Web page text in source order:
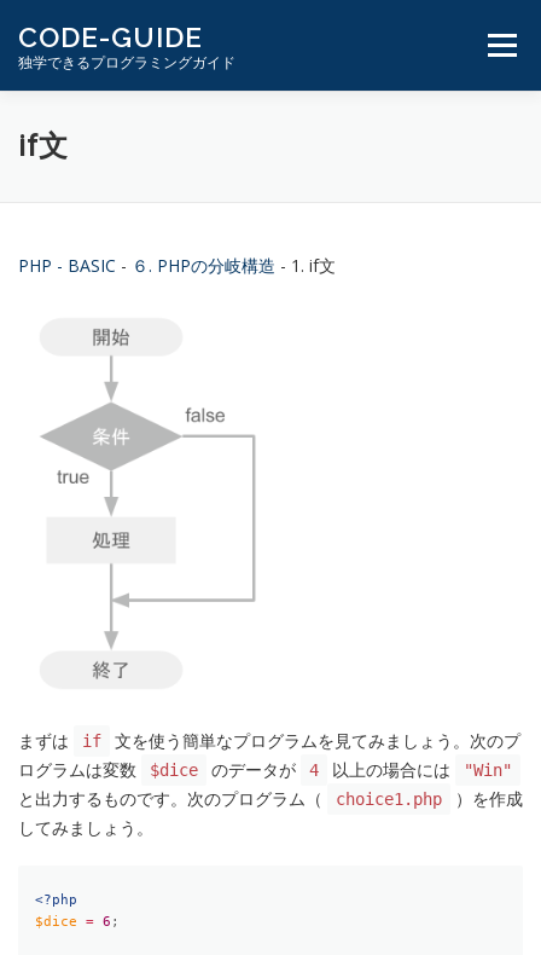
ン
CODE-GUIDE
独学できるプログラミングガイド
メニュ
１分動画とテキスト
if文
PHP - BASIC - ６. PHPの分岐構造 - 1. if文
まずは if
文を使う簡単なプログラムを見てみましょう。次のプ
ログラムは変数
$dice のデータが 4 以上の場合には "Win"
と出力するものです。次のプログラム（ choice1.php
）を作成
してみましょう。
<?php
$dice
= 6 ;